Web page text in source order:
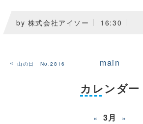
by 株式会社アイソー 16:30
«山の日 No.2816 main
カレンダー
« 3月 »